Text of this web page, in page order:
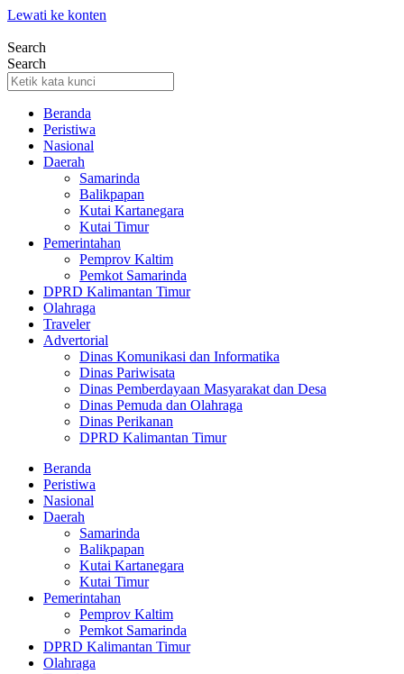
Lewati ke konten
Search
Search
Beranda
Peristiwa
Nasional
Daerah
Samarinda
Balikpapan
Kutai Kartanegara
Kutai Timur
Pemerintahan
Pemprov Kaltim
Pemkot Samarinda
DPRD Kalimantan Timur
Olahraga
Traveler
Advertorial
Dinas Komunikasi dan Informatika
Dinas Pariwisata
Dinas Pemberdayaan Masyarakat dan Desa
Dinas Pemuda dan Olahraga
Dinas Perikanan
DPRD Kalimantan Timur
Beranda
Peristiwa
Nasional
Daerah
Samarinda
Balikpapan
Kutai Kartanegara
Kutai Timur
Pemerintahan
Pemprov Kaltim
Pemkot Samarinda
DPRD Kalimantan Timur
Olahraga